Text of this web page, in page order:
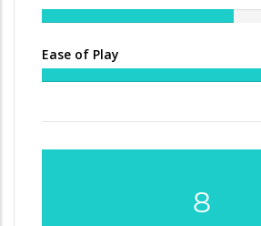
Ease of Play
8